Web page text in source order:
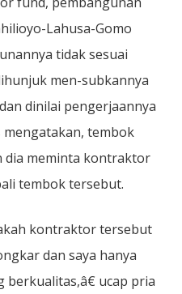
Lahusa-Gomo
tidak sesuai
men-subkannya
dinilai pengerjaannya
mengatakan, tembok
dia meminta kontraktor
tembok tersebut.
kontraktor tersebut
dan saya hanya
ucap pria